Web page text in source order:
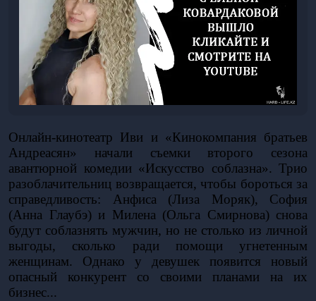
Онлайн-кинотеатр Иви и «Кинокомпания братьев
Андреасян» начали съемки второго сезона
авантюрной комедии «Искусство соблазна». Трио
разоблачительниц возвращается, чтобы бороться за
справедливость: Анфиса (Лиза Моряк), София
(Анна Глаубэ) и Милена (Ольга Смирнова) снова
будут соблазнять мужчин, но не столько из личной
выгоды, сколько ради помощи угнетенным
женщинам. Однако у девушек появится новый
опасный конкурент со своими планами на их
бизнес...